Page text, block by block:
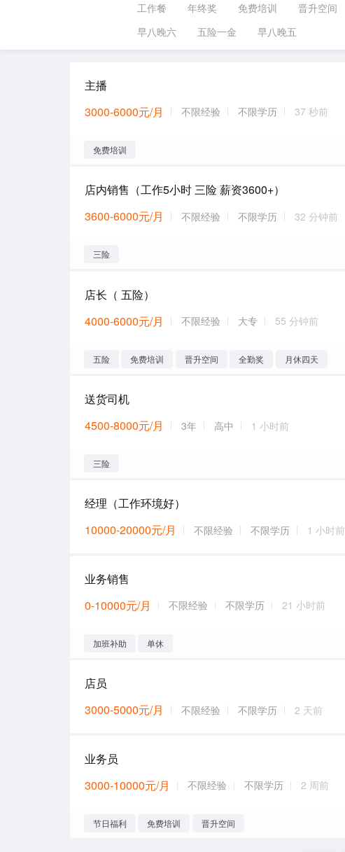
工作餐
年终奖 免费培训 晋升空间
早八晚六
五险一金 早八晚五
主播
3000-6000元/月
不限经验 不限学历 37 秒前
免费培训
店内销售（工作5小时 三险 薪资3600+）
3600-6000元/月
不限经验 不限学历 32 分钟前
三险
店长（ 五险）
4000-6000元/月
不限经验 大专 55 分钟前
五险 免费培训 晋升空间 全勤奖 月休四天
送货司机
4500-8000元/月
3年 高中 1 小时前
三险
经理（工作环境好）
10000-20000元/月
不限经验 不限学历 1 小时前
业务销售
0-10000元/月
不限经验 不限学历 21 小时前
加班补助 单休
店员
3000-5000元/月
不限经验 不限学历 2 天前
业务员
3000-10000元/月
不限经验 不限学历 2 周前
节日福利 免费培训 晋升空间